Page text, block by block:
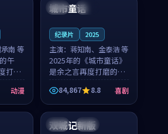
南 等
午
打磨
大陆
的氛
真与
然克
念
动漫
美国 院线
城市童话
纪录片 2025
主演： 蒋知南、金泰浩 等
2025年的《城市童话》
是余之言再度打磨的喜
剧佳作。美国的取景与
历史战争的氛围相互成
就，蒋知南与金泰浩的
对手戏自然克制，让整
部影片在悬念与温度
84,867 8.8 喜剧
中国 独播
双城记新版